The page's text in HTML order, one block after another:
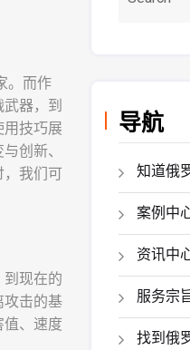
。而作
器，到
技巧展
创新、
我们可
现在的
击的基
、速度
导航
知道俄
案例中
资讯中
服务宗
找到俄